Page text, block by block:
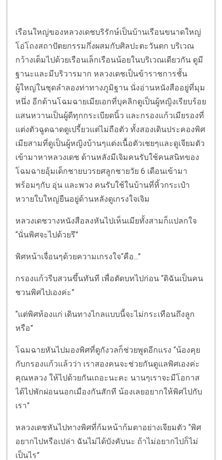
เรือนใหญ่ของหลวงเดชบริรักษ์เป็นบ้านเรือนขนาดใหญ่
โอ่โถงสถาปัตยกรรมกึ่งผสมกับศิลปะตะวันตก บริเวณ
กว้างเต็มไปด้วยเรือนเล็กเรือนน้อยในบริเวณเดียวกัน ดูมี
ฐานะและมีบริวารมาก หลวงเดชเป็นข้าราชการชั้น
ผู้ใหญ่ในชุดลำลองท่าทางภูมิฐาน นั่งอ่านหนังสืออยู่ที่มุม
หนึ่ง อีกด้านโฉมฉายเมียเอกที่บุคลิกดูเป็นผู้หญิงเรียบร้อย
แสนหวานเป็นผู้ดีทุกกระเบียดนิ้ว และกรองแก้วเมียรองที่
แต่งตัวฉูดฉาดดูเปรี้ยวแต่ไม่ถือตัว ทั้งสองเดินประคองพิศ
เมียสามที่ดูเป็นผู้หญิงบ้านๆแต่งเนื้อตัวเชยๆและดูเจียมตัว
เข้ามาหาหลวงเดช ด้านหลังมีเจิมคนรับใช้คนสนิทของ
โฉมฉายอุ้มเด็กชายบวรยศลูกชายวัย 6 เดือนเข้ามา
พร้อมๆกับ อุ่น และพวง คนรับใช้ในบ้านที่หิ้วกระเป๋า
หวายใบใหญ่ยืนอยู่ด้านหลังดูเกรงใจเจิม
หลวงเดชวางหนังสือลงหันไปเห็นเมียทั้งสามก็แปลกใจ
“นั่นพิศจะไปด้วยรึ”
พิศหน้าเจื่อนๆด้วยความเกรงใจ“คือ...”
กรองแก้วรีบสวนขึ้นทันที เพื่อตัดบทไปก่อน “ดิฉันเป็นคน
ชวนพิศไปเองค่ะ”
“แต่พิศท้องแก่ เดินทางไกลแบบนี้จะไม่กระเทือนถึงลูก
หรือ”
โฉมฉายหันไปมองพิศที่ดูกังวลก็ช่วยพูดอีกแรง “น้องคุย
กับกรองแก้วแล้วว่า เราสองคนจะช่วยกันดูแลพิศเองค่ะ
คุณหลวง ให้ไปด้วยกันเถอะนะคะ นานๆเราจะมีโอกาส
ได้ไปพักผ่อนนอกเมืองกันสักที น้องเลยอยากให้พิศไปกับ
เรา”
หลวงเดชหันไปทางพิศที่ก้มหน้าก้มตาอย่างเจียมตัว “พิศ
อยากไปหรือเปล่า ฉันไม่ได้บังคับนะ ถ้าไม่อยากไปก็ไม่
เป็นไร”